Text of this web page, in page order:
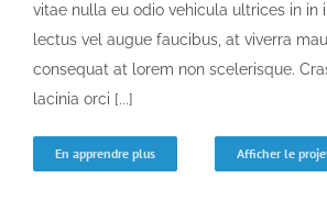
vitae nulla eu odio vehicula ultrices in in
lectus vel augue faucibus, at viverra
consequat at lorem non scelerisque.
lacinia orci [...]
En apprendre plus Afficher le